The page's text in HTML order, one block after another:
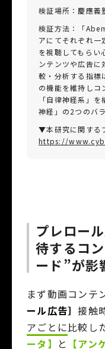
検証場所：慶應義
検証方法：「
アにてそれぞれ一
を視聴してもらい
ンテンツや広告
較・分析する指標
の機能を維持しコ
「自律神経系」
神経」の2つのバ
▼本研究に関する
https://
プレロー
待するコ
ード”が影
まず動画コンテ
ール広告］接触
アごとに比較し
ータ】 と 【アン